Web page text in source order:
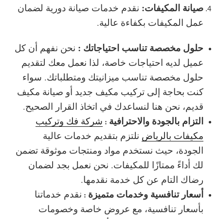
صيانة المكيفات: نقدم خدمات صيانة دورية لضمان
عمل المكيفات بكفاءة عالية.
حلول مخصصة تناسب احتياجاتك : نحن نفهم أن كل
عميل لديه احتياجات خاصة، لذا نعمل معك لتقديم
حلول مخصصة تناسب ميزانيتك ومتطلباتك. سواء
كنت بحاجة إلى تركيب مكيف جديد أو صيانة مكيف
قديم، نحن هنا لنساعدك في اتخاذ القرار الصحيح.
التزام بالجودة والاحترافية : شركة فك وتركيب
مكيفات بالرياض نلتزم بتقديم خدمات عالية
الجودة، حيث نستخدم مواد ومنتجات موثوقة تضمن
لك أداءً ممتازًا للمكيفات. نحن نعمل بجد لضمان
رضاك التام عن كل خدمة نقدمها.
أسعار تنافسية وخدمات متميزة : نقدم خدماتنا
بأسعار تنافسية، مع عروض خاصة وخصومات